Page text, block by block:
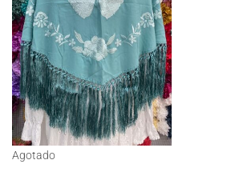
Agotado